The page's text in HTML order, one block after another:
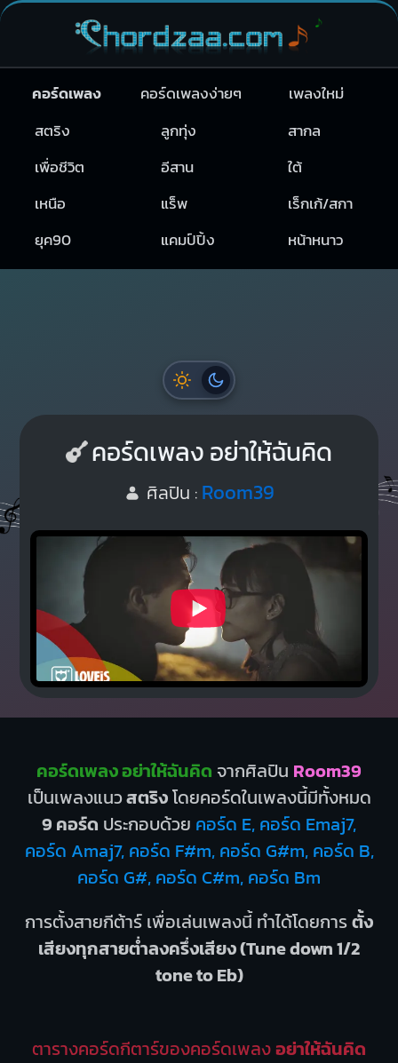
คอร์ดเพลง คอร์ดเพลงง่ายๆ
เพลงใหม่
สตริง
ลูกทุ่ง
สากล
เพื่อชีวิต
อีสาน
ใต้
เหนือ
แร็พ
เร็กเก้/สกา
ยุค90
แคมป์ปิ้ง หน้าหนาว
คอร์ดเพลง อย่าให้ฉันคิด
ศิลปิน : Room39
คอร์ดเพลง อย่าให้ฉันคิด จากศิลปิน Room39
เป็นเพลงแนวสตริงโดยคอร์ดในเพลงนี้มีทั้งหมด
9 คอร์ด ประกอบด้วย คอร์ด E, คอร์ด Emaj7,
คอร์ด Amaj7, คอร์ด F#m, คอร์ด G#m, คอร์ด B,
คอร์ด G#, คอร์ด C#m, คอร์ด Bm
การตั้งสายกีต้าร์ เพื่อเล่นเพลงนี้ ทำได้โดยการตั้ง
เสียงทุกสายต่ำลงครึ่งเสียง (Tune down 1/2
tone to Eb)
ตารางคอร์ดกีตาร์ของคอร์ดเพลงอย่าให้ฉันคิด